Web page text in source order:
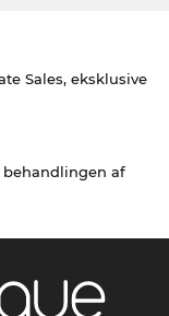
Sales, eksklusive
af